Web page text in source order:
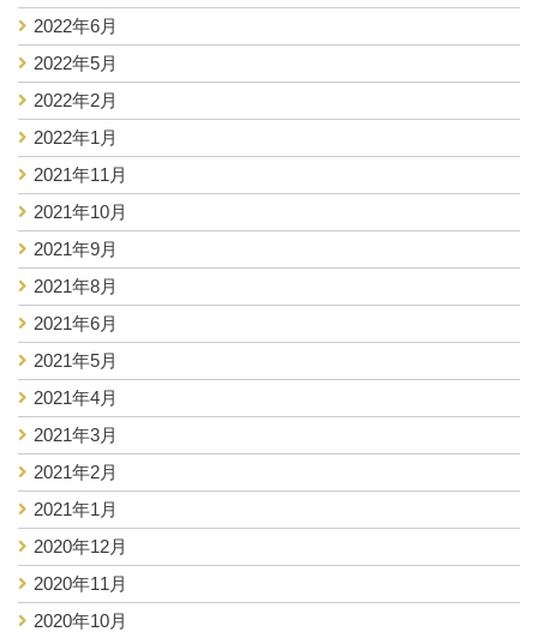
2022年6月
2022年5月
2022年2月
2022年1月
2021年11月
2021年10月
2021年9月
2021年8月
2021年6月
2021年5月
2021年4月
2021年3月
2021年2月
2021年1月
2020年12月
2020年11月
2020年10月